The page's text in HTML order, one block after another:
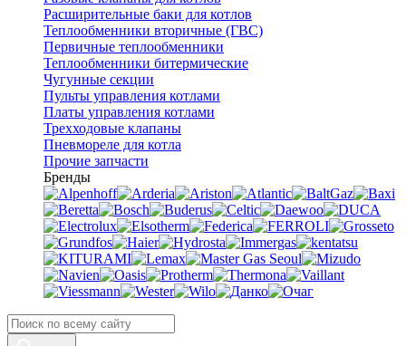
Расширительные баки для котлов
Теплообменники вторичные (ГВС)
Первичные теплообменники
Теплообменники битермические
Чугунные секции
Пульты управления котлами
Платы управления котлами
Трехходовые клапаны
Пневмореле для котла
Прочие запчасти
Бренды